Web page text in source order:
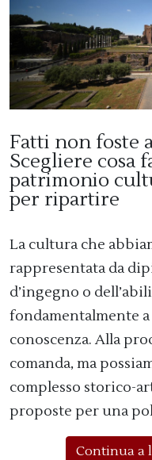
Fatti non foste
Scegliere cosa
patrimonio
per ripartire
La cultura che
rappresentata da
d’ingegno o
fondamentalmente
conoscenza. Alla
comanda, ma
complesso storico-
proposte per una
Continua a